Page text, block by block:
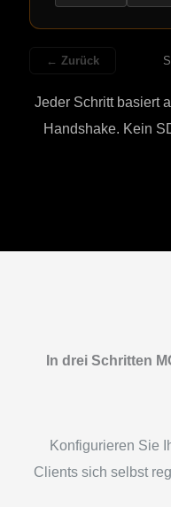
← Zurück
Jeder Schritt basiert
Handshake. Kein
In drei Schritten
Konfigurieren Sie
Clients sich selbst